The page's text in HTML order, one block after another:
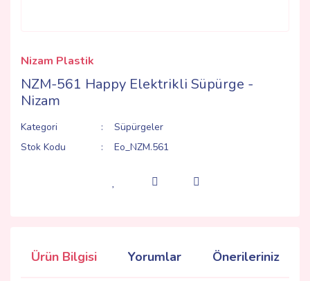
Nizam Plastik
NZM-561 Happy Elektrikli Süpürge -
Nizam
Kategori
Süpürgeler
Stok Kodu
Eo_NZM.561
Ürün Bilgisi Yorumlar Önerileriniz